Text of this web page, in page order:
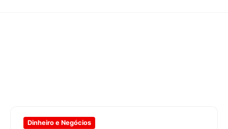
Dinheiro e Negócios